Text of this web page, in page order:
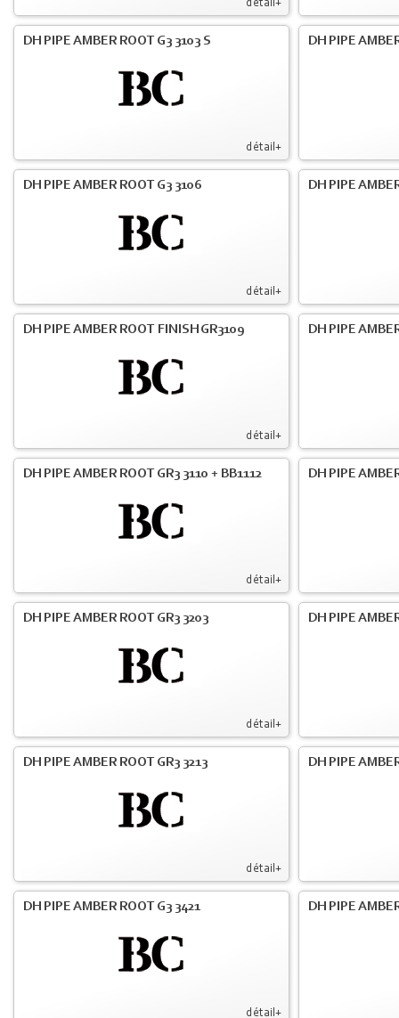
détail+
détail+
DH PIPE AMBER ROOT G3 3103 S DH PIPE
détail+
DH PIPE AMBER ROOT G3 3106 DH PIPE
détail+
DH PIPE AMBER ROOT FINISH GR3109 DH PIPE
détail+
DH PIPE AMBER ROOT GR3 3110 + BB1112 DH PIPE
détail+
DH PIPE AMBER ROOT GR3 3203 DH PIPE
détail+
DH PIPE AMBER ROOT GR3 3213 DH PIPE
détail+
DH PIPE AMBER ROOT G3 3421 DH PIPE